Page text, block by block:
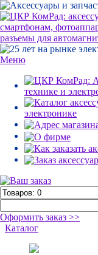
Меню
Оформить заказ >>
Каталог